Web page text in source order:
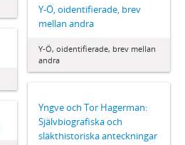
Y-Ö, oidentifierade, brev
mellan andra
Y-Ö, oidentifierade, brev mellan
andra
Yngve och Tor Hagerman:
Självbiografiska och
släkthistoriska anteckningar